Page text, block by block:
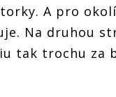
A pro
Na druhou
tak trochu za